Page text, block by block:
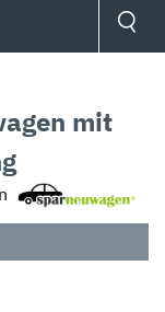
mit